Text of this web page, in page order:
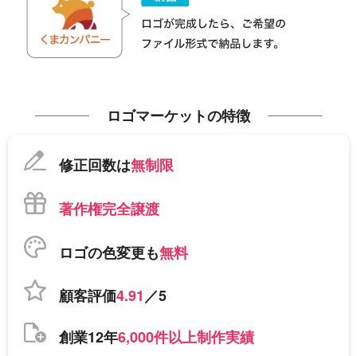
ロゴマーケットの特徴
修正回数は無制限
著作権完全譲渡
ロゴの色変更も無料
顧客評価4.91／5
創業12年6,000件以上制作実績